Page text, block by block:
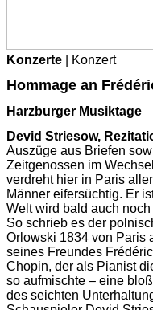
Konzerte | Konzert
Hommage an
Harzburger Musiktage
Devid Striesow,
Auszüge aus Briefen
Zeitgenossen im
verdreht hier in Paris
Männer eifersüchtig. Er
Welt wird bald auch
So schrieb es der
Orlowski 1834 von Paris
seines Freundes
Chopin, der als Pianist
so aufmischte – eine
des seichten